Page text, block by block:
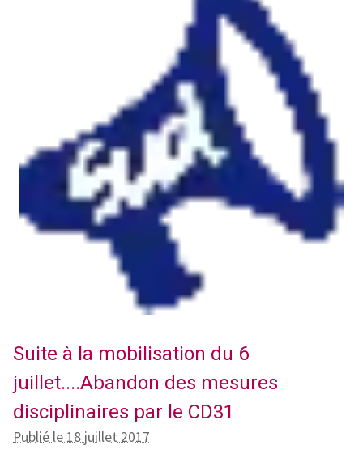
Suite à la mobilisation du 6
juillet....Abandon des mesures
disciplinaires par le CD31
Publié le 18 juillet 2017